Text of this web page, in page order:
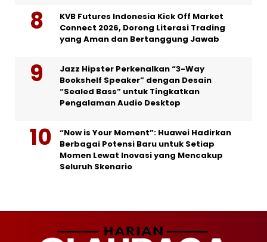
KVB Futures Indonesia Kick Off Market
Connect 2026, Dorong Literasi Trading
yang Aman dan Bertanggung Jawab
Jazz Hipster Perkenalkan “3-Way
Bookshelf Speaker” dengan Desain
“Sealed Bass” untuk Tingkatkan
Pengalaman Audio Desktop
“Now is Your Moment”: Huawei Hadirkan
Berbagai Potensi Baru untuk Setiap
Momen Lewat Inovasi yang Mencakup
Seluruh Skenario